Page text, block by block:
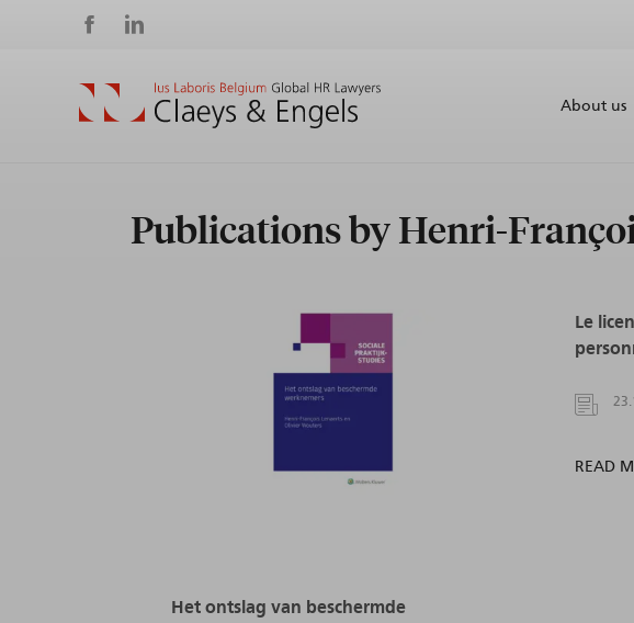
Social
media
About us
Publications by Henri-
Het ontslag van beschermde
Le
READ